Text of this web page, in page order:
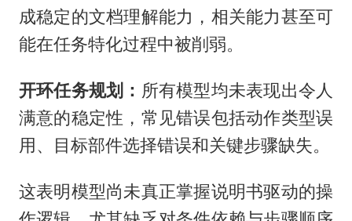
成稳定的文档理解能力，相关能力甚至可
能在任务特化过程中被削弱。
开环任务规划： 所有模型均未表现出令人
满意的稳定性，常见错误包括动作类型误
用、目标部件选择错误和关键步骤缺失。
这表明模型尚未真正掌握说明书驱动的操